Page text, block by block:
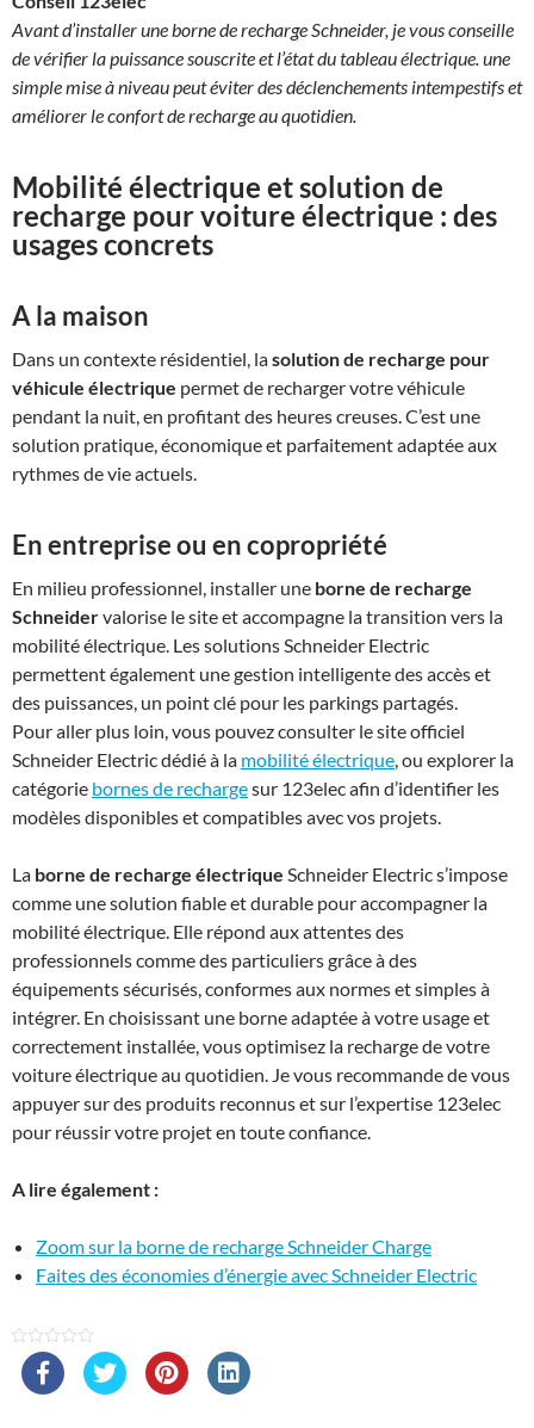
Avant d’installer une borne de recharge Schneider, je vous conseille
de vérifier la puissance souscrite et l’état du tableau électrique. une
simple mise à niveau peut éviter des déclenchements intempestifs et
améliorer le confort de recharge au quotidien.
Mobilité électrique et solution de
recharge pour voiture électrique : des
usages concrets
A la maison
Dans un contexte résidentiel, lasolution de recharge pour
véhicule électrique permet de recharger votre véhicule
pendant la nuit, en profitant des heures creuses. C’est une
solution pratique, économique et parfaitement adaptée aux
rythmes de vie actuels.
En entreprise ou en copropriété
En milieu professionnel, installer une borne de recharge
Schneidervalorise le site et accompagne la transition vers la
mobilité électrique. Les solutions Schneider Electric
permettent également une gestion intelligente des accès et
des puissances, un point clé pour les parkings partagés.
Pour aller plus loin, vous pouvez consulter le site officiel
Schneider Electric dédié à la mobilité électrique, ou explorer la
catégorie bornes de rechargesur 123elec afin d’identifier les
modèles disponibles et compatibles avec vos projets.
La borne de recharge électrique Schneider Electric s’impose
comme une solution fiable et durable pour accompagner la
mobilité électrique. Elle répond aux attentes des
professionnels comme des particuliers grâce à des
équipements sécurisés, conformes aux normes et simples à
intégrer. En choisissant une borne adaptée à votre usage et
correctement installée, vous optimisez la recharge de votre
voiture électrique au quotidien. Je vous recommande de vous
appuyer sur des produits reconnus et sur l’expertise 123elec
pour réussir votre projet en toute confiance.
A lire également :
Zoom sur la borne de recharge Schneider Charge
Faites des économies d’énergie avec Schneider Electric